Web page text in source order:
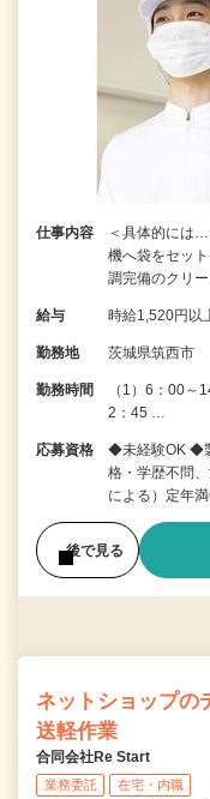
仕事内容
＜具体的には
機へ袋をセッ
調完備のクリ
給与 時給1,520円以
勤務地 茨城県筑西市
勤務時間
（1）6：00～
2：45 …
応募資格
◆未経験OK ◆
格・学歴不問
による）定年
後で見る
ネットショップの
送軽作業
合同会社Re Start
業務委託 在宅・内職